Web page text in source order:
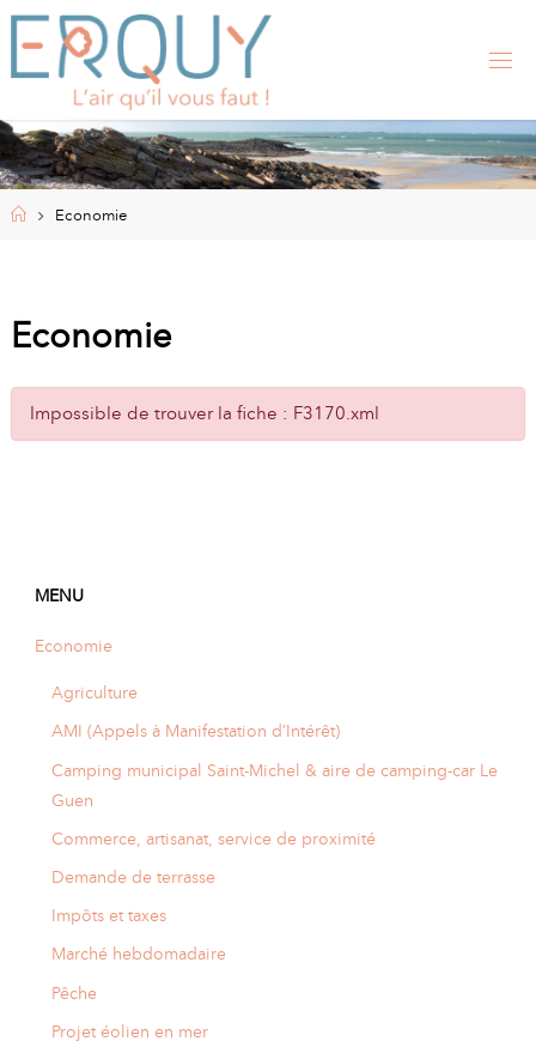
Skip
content
RQ
UY
, SI
EL
DE
HomeEconomie
Economie
Impossible de trouver la fiche : F3170.xml
MENU
Economie
Agriculture
AMI (Appels à Manifestation d’Intérêt)
Camping municipal Saint-Michel & aire de camping-car Le
Guen
Commerce, artisanat, service de proximité
Demande de terrasse
Impôts et taxes
Marché hebdomadaire
Pêche
Projet éolien en mer